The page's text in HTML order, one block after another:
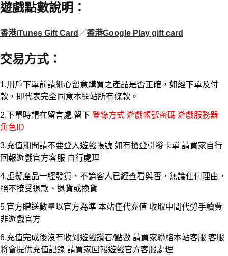
遊戲點數說明 ：
香港iTunes Gift Card ／香港Google Play gift card
交易方式：
1.用戶下單前請細心留意購買之產品是否正確，如經下單及付
款，即代表完全同意本網站所有條款。
2.下單時請在留言處 留下 登錄方式 遊戲帳號密碼 遊戲服務器
角色ID
3.充值期間請不要登入遊戲帳號 如有搶登引發卡單 請買家自行
回報遊戲官方客服 自行處理
4.虛擬產品一經發貨，不論客人已經查看與否，無論任何理由，
絕不接受退款、退貨或換貨
5.官方贈送數量以官方為準 本站僅代充值 收取中間代勞手續費
非遊戲官方
6.充值完成後沒有收到遊戲鑽石/點數 請買家聯絡本站客服 客服
將會提供充值記錄 請買家回報遊戲官方客服處理